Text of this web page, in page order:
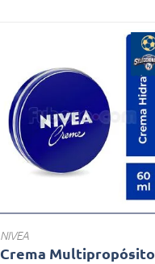
NIVEA
Crema Multipropósito